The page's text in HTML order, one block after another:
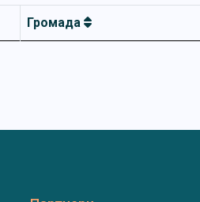
Громада